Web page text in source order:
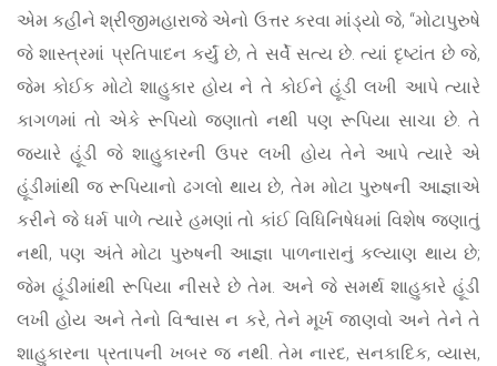
એમ કહીને શ્રીજીમહારાજે એનો ઉત્તર કરવા માંડ્યો જે, “મોટાપુરુષે
જે શાસ્ત્રમાં પ્રતિપાદન કર્યું છે, તે સર્વે સત્ય છે. ત્યાં દૃષ્ટાંત છે જે,
જેમ કોઈક મોટો શાહુકાર હોય ને તે કોઈને હૂંડી લખી આપે ત્યારે
કાગળમાં તો એકે રૂપિયો જણાતો નથી પણ રૂપિયા સાચા છે. તે
જ્યારે હૂંડી જે શાહુકારની ઉપર લખી હોય તેને આપે ત્યારે એ
હૂંડીમાંથી જ રૂપિયાનો ઢગલો થાય છે, તેમ મોટા પુરુષની આજ્ઞાએ
કરીને જે ધર્મ પાળે ત્યારે હમણાં તો કાંઈ વિધિનિષેધમાં વિશેષ જણાતું
નથી, પણ અંતે મોટા પુરુષની આજ્ઞા પાળનારાનું કલ્યાણ થાય છે;
જેમ હૂંડીમાંથી રૂપિયા નીસરે છે તેમ. અને જે સમર્થ શાહુકારે હૂંડી
લખી હોય અને તેનો વિશ્વાસ ન કરે, તેને મૂર્ખ જાણવો અને તેને તે
શાહુકારના પ્રતાપની ખબર જ નથી. તેમ નારદ, સનકાદિક, વ્યાસ,